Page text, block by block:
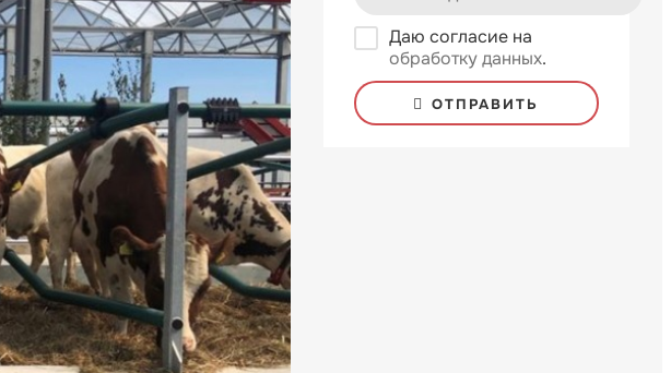
Даю согласие на
обработку данных.
ОТПРАВИТЬ